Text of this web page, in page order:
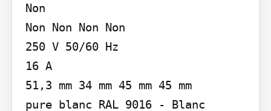
Non
Non Non Non Non
250 V 50/60 Hz
16 A
51,3 mm 34 mm 45 mm 45 mm
pure blanc RAL 9016 - Blanc